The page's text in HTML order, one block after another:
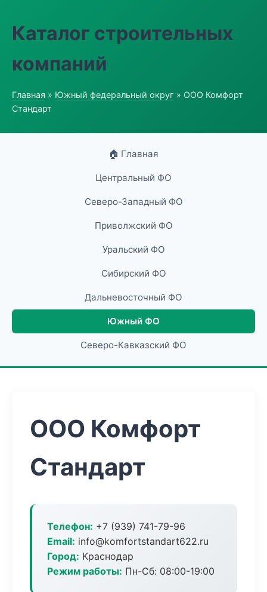
Каталог строительных
компаний
Главная » Южный федеральный округ » ООО Комфорт
Стандарт
🏠 Главная
Центральный ФО
Северо-Западный ФО
Приволжский ФО
Уральский ФО
Сибирский ФО
Дальневосточный ФО
Южный ФО
Северо-Кавказский ФО
ООО Комфорт
Стандарт
Телефон: +7 (939) 741-79-96
Email: info@komfortstandart622.ru
Город: Краснодар
Режим работы: Пн-Сб: 08:00-19:00